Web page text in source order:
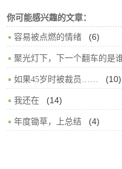
你可能感兴趣的文章：
容易被点燃的情绪 (6)
聚光灯下，下一个翻车的是
如果45岁时被裁员…… (10)
我还在 (14)
年度锄草，上总结 (4)